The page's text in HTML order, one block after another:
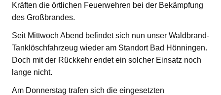
Kräften die örtlichen Feuerwehren bei der Bekämpfung
des Großbrandes.
Seit Mittwoch Abend befindet sich nun unser Waldbrand-
Tanklöschfahrzeug wieder am Standort Bad Hönningen.
Doch mit der Rückkehr endet ein solcher Einsatz noch
lange nicht.
Am Donnerstag trafen sich die eingesetzten